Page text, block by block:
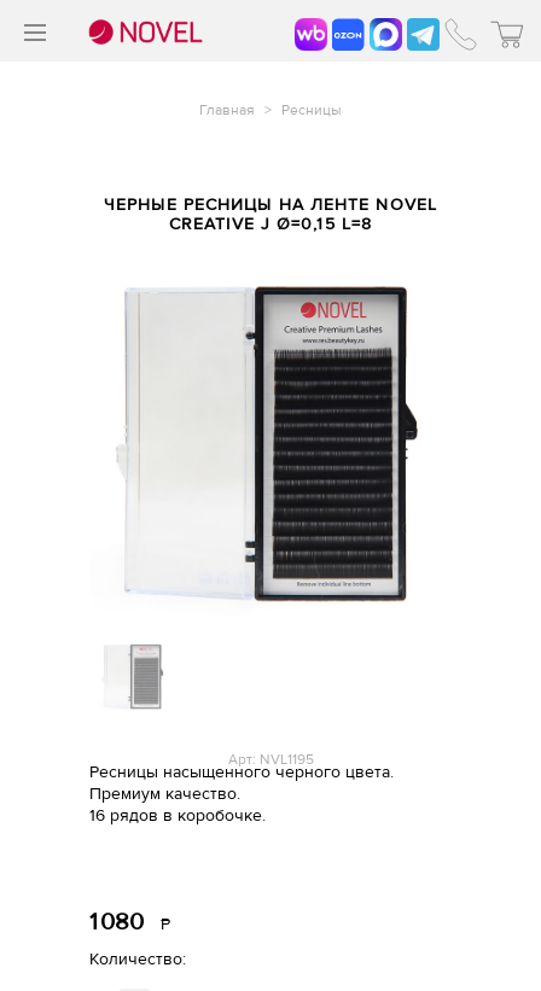
Главная > Ресницы
ЧЕРНЫЕ РЕСНИЦЫ НА ЛЕНТЕ NOVEL
CREATIVE J Ø=0,15 L=8
Арт: NVL1195
Ресницы насыщенного черного цвета.
Премиум качество.
16 рядов в коробочке.
1080 Р
Количество: